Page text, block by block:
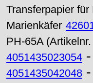
Transferpapier
Marienkäfer
PH-65A
4051435023054 -
4051435042048 -